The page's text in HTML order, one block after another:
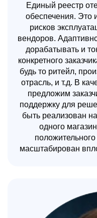
Единый реестр
обеспечения. Это
рисков
вендоров.
дорабатывать и
конкретного
будь то ритейл,
отрасль, и т.д. В
предложим
поддержку для
быть реализован
одного
масштабирован